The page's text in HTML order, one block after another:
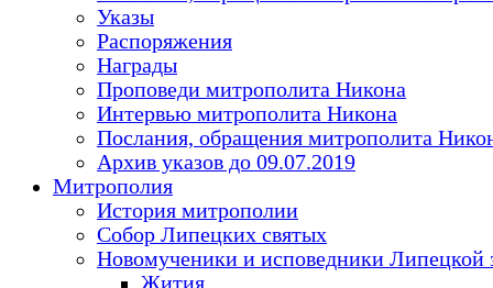
Указы
Распоряжения
Награды
Проповеди митрополита Никона
Интервью митрополита Никона
Послания, обращения митрополита
Архив указов до 09.07.2019
Митрополия
История митрополии
Собор Липецких святых
Новомученики и исповедники Липецкой
Жития